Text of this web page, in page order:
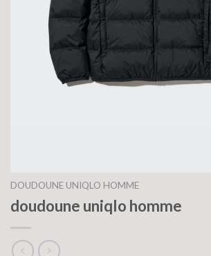
DOUDOUNE UNIQLO HOMME
doudoune uniqlo homme